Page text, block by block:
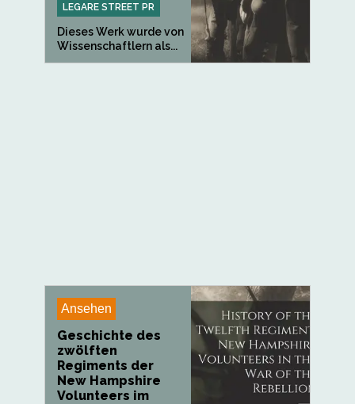
LEGARE STREET PR
Dieses Werk wurde von
Wissenschaftlern als...
Ansehen
Geschichte des
zwölften
Regiments der
New Hampshire
Volunteers im